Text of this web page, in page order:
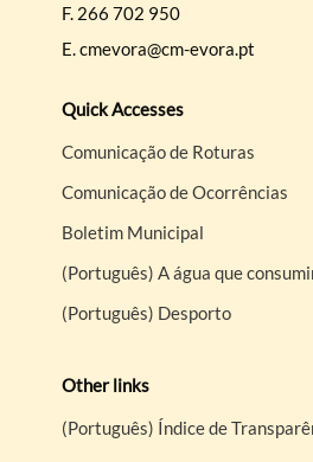
F. 266 702 950
E.cmevora@cm-evora.pt
Quick Accesses
Comunicação de Roturas
Comunicação de Ocorrências
Boletim Municipal
(Português) A água que
(Português) Desporto
Other links
(Português) Índice de